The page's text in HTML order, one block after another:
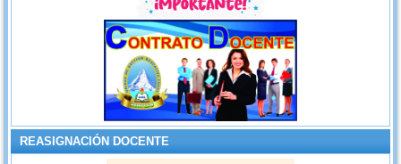
REASIGNACIÓN DOCENTE